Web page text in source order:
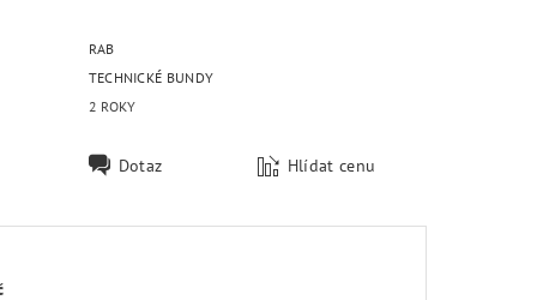
RAB
TECHNICKÉ BUNDY
2 ROKY
Dotaz Hlídat cenu